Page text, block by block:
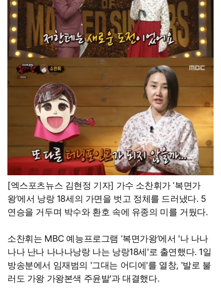
[엑스포츠뉴스 김현정 기자] 가수 소찬휘가 ‘복면가
왕’에서 낭랑 18세의 가면을 벗고 정체를 드러냈다. 5
연승을 거두며 박수와 환호 속에 유종의 미를 거뒀다.
소찬휘는 MBC 예능프로그램 ‘복면가왕’에서 '나 나나
나나 난나 나나나낭랑 나는 낭랑18세'로 출연했다. 1일
방송분에서 임재범의 '그대는 어디에'를 열창, '발로 불
러도 가왕 가왕본색 주윤발'과 대결했다.